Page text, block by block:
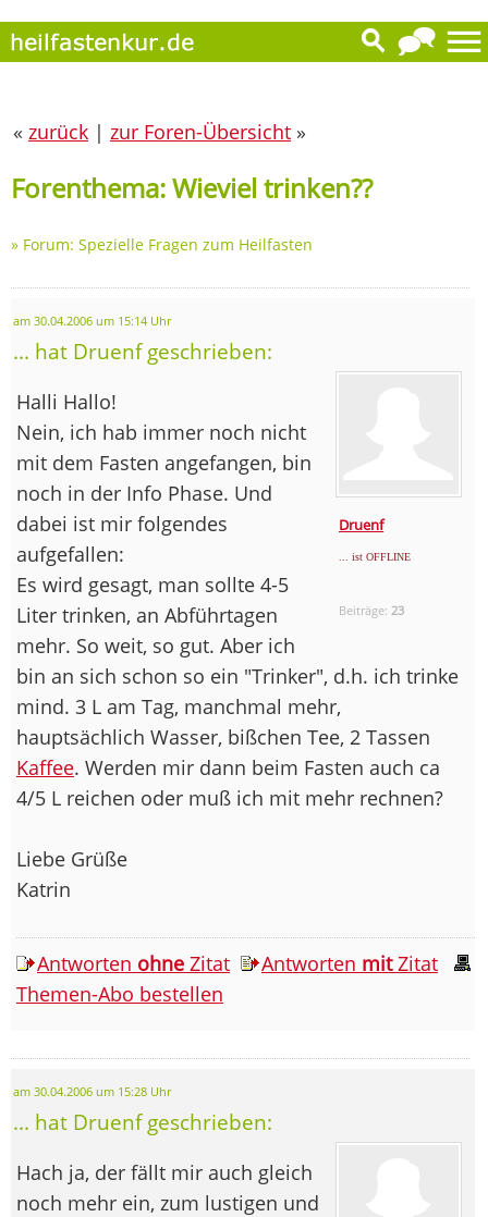
« zurück | zur Foren-Übersicht »
Forenthema: Wieviel trinken??
» Forum: Spezielle Fragen zum Heilfasten
am 30.04.2006 um 15:14 Uhr
... hat Druenf geschrieben:
Druenf
... ist OFFLINE
Beiträge: 23
Halli Hallo!
Nein, ich hab immer noch nicht
mit dem Fasten angefangen, bin
noch in der Info Phase. Und
dabei ist mir folgendes
aufgefallen:
Es wird gesagt, man sollte 4-5
Liter trinken, an Abführtagen
mehr. So weit, so gut. Aber ich
bin an sich schon so ein "Trinker", d.h. ich trinke
mind. 3 L am Tag, manchmal mehr,
hauptsächlich Wasser, bißchen Tee, 2 Tassen
Kaffee. Werden mir dann beim Fasten auch ca
4/5 L reichen oder muß ich mit mehr rechnen?
Liebe Grüße
Katrin
Antworten ohne Zitat Antworten mitZitat
Themen-Abo bestellen
am 30.04.2006 um 15:28 Uhr
... hat Druenf geschrieben:
Hach ja, der fällt mir auch gleich
noch mehr ein, zum lustigen und